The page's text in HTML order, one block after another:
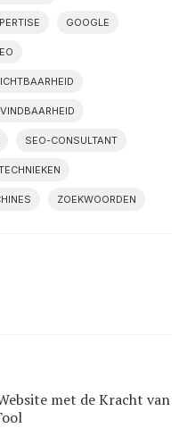
GOOGLE
SEO-CONSULTANT
ZOEKWOORDEN
met de Kracht van